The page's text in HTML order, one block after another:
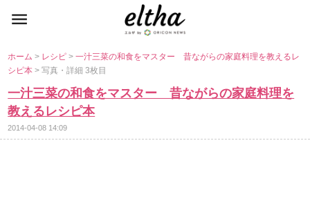
ホーム> レシピ>一汁三菜の和食をマスター 昔ながらの家庭料理を教えるレ
シピ本> 写真・詳細 3枚目
一汁三菜の和食をマスター 昔ながらの家庭料理を
教えるレシピ本
2014-04-08 14:09